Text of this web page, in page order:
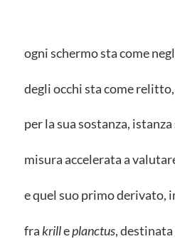
ogni schermo sta come
degli occhi sta come
per la sua sostanza,
misura accelerata a
e quel suo primo derivato,
frakrilleplanctus,